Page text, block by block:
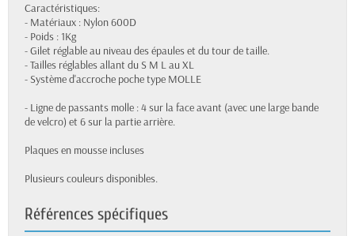
Caractéristiques:
- Matériaux : Nylon 600D
- Poids : 1Kg
- Gilet réglable au niveau des épaules et du tour de taille.
- Tailles réglables allant du S M L au XL
- Système d'accroche poche type MOLLE
- Ligne de passants molle : 4 sur la face avant (avec une large bande
de velcro) et 6 sur la partie arrière.
Plaques en mousse incluses
Plusieurs couleurs disponibles.
Références spécifiques